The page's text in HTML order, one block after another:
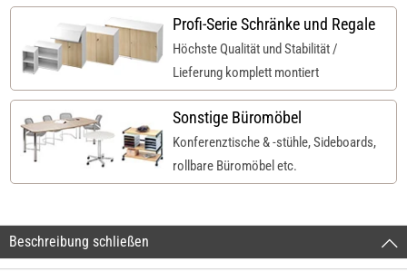
Profi-Serie Schränke und Regale
Höchste Qualität und Stabilität /
Lieferung komplett montiert
Sonstige Büromöbel
Konferenztische & -stühle, Sideboards,
rollbare Büromöbel etc.
Beschreibung schließen